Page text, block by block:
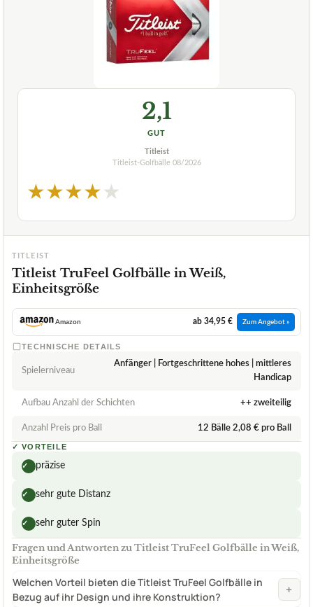
2,1
GUT
Titleist
Titleist-Golfbälle 08/2026
★★★★★
TITLEIST
Titleist TruFeel Golfbälle in Weiß,
Einheitsgröße
Amazon ab 34,95 € Zum Angebot »
TECHNISCHE DETAILS
Spielerniveau
Anfänger | Fortgeschrittene hohes | mittleres
Handicap
Aufbau Anzahl der Schichten ++ zweiteilig
Anzahl Preis pro Ball 12 Bälle 2,08 € pro Ball
✓ VORTEILE
✓ präzise
✓ sehr gute Distanz
✓ sehr guter Spin
Fragen und Antworten zu Titleist TruFeel Golfbälle in Weiß,
Einheitsgröße
Welchen Vorteil bieten die Titleist TruFeel Golfbälle in
Bezug auf ihr Design und ihre Konstruktion?
+